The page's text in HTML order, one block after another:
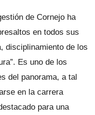
de Cornejo ha
en todos sus
disciplinamiento de los
Es uno de los
del panorama, a tal
en la carrera
para una